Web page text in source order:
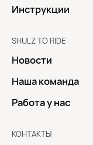
Инструкции
SHULZ TO RIDE
Новости
Наша команда
Работа у нас
КОНТАКТЫ